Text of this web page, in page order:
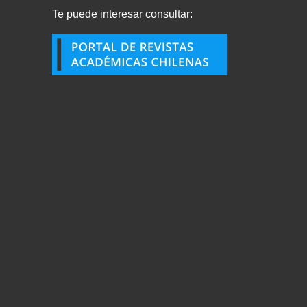
Te puede interesar consultar: